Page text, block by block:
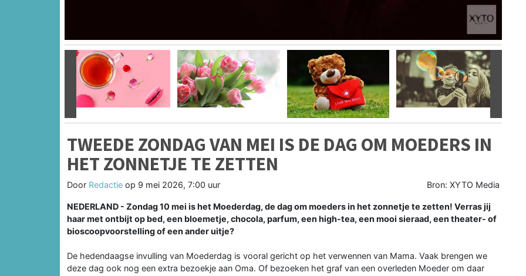
Vorige
TWEEDE ZONDAG VAN MEI IS DE DAG OM MOEDERS IN
HET ZONNETJE TE ZETTEN
Door Redactie op 9 mei 2026, 7:00 uur Bron: XYTO Media
NEDERLAND - Zondag 10 mei is het Moederdag, de dag om moeders in het zonnetje te zetten! Verras jij
haar met ontbijt op bed, een bloemetje, chocola, parfum, een high-tea, een mooi sieraad, een theater- of
bioscoopvoorstelling of een ander uitje?
De hedendaagse invulling van Moederdag is vooral gericht op het verwennen van Mama. Vaak brengen we
deze dag ook nog een extra bezoekje aan Oma. Of bezoeken het graf van een overleden Moeder om daar